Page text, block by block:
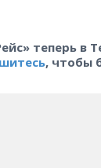
теперь в
, чтобы